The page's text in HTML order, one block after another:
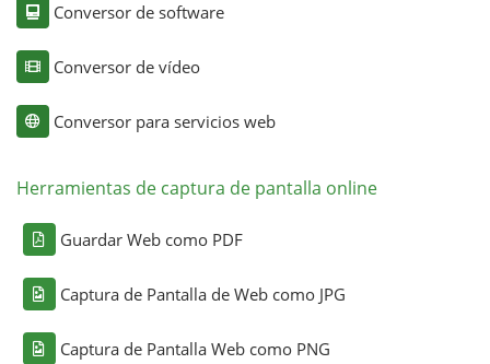
Conversor de software
Conversor de vídeo
Conversor para servicios web
Herramientas de captura de pantalla online
Guardar Web como PDF
Captura de Pantalla de Web como JPG
Captura de Pantalla Web como PNG